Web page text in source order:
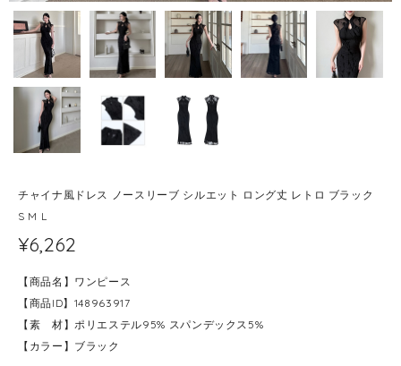
チャイナ風ドレス ノースリーブ シルエット ロング丈 レトロ ブラック
S M L
¥6,262
【商品名】ワンピース
【商品ID】148963917
【素 材】ポリエステル95% スパンデックス5%
【カラー】ブラック